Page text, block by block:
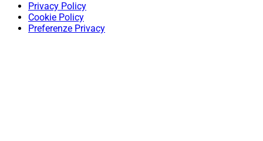
Privacy Policy
Cookie Policy
Preferenze Privacy